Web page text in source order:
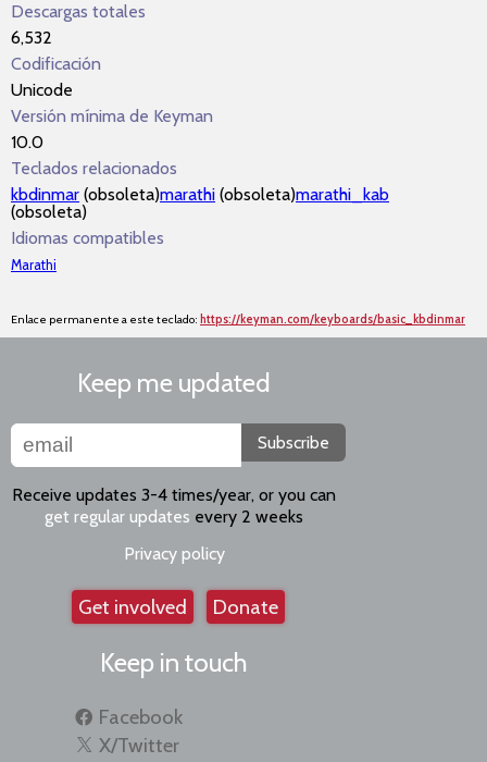
Descargas totales
6,532
Codificación
Unicode
Versión mínima de Keyman
10.0
Teclados relacionados
kbdinmar (obsoleta)marathi (obsoleta)marathi_kab
(obsoleta)
Idiomas compatibles
Marathi
Enlace permanente a este teclado: https://keyman.com/keyboards/basic_kbdinmar
Keep me updated
Subscribe
Receive updates 3-4 times/year, or you can
get regular updates every 2 weeks
Privacy policy
Get involved Donate
Keep in touch
Facebook
X/Twitter